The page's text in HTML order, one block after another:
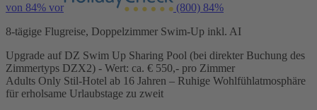
von 84% vor (800) 84%
8-tägige Flugreise, Doppelzimmer Swim-Up inkl. AI
Upgrade auf DZ Swim Up Sharing Pool (bei direkter Buchung des
Zimmertyps DZX2) - Wert: ca. € 550,- pro Zimmer
Adults Only Stil-Hotel ab 16 Jahren – Ruhige Wohlfühlatmosphäre
für erholsame Urlaubstage zu zweit